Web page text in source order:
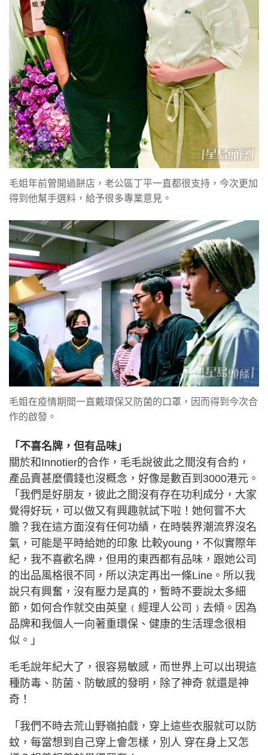
毛姐年前曾開過餅店，老公區丁平一直都很支持，今次更加
得到他幫手選料，給予很多專業意見。
毛姐在疫情期間一直戴環保又防菌的口罩，因而得到今次合
作的啟發。
「不喜名牌，但有品味」
關於和Innotier的合作，毛毛說彼此之間沒有合約，
產品賣甚麼價錢也沒概念，好像是數百到3000港元。
「我們是好朋友，彼此之間沒有存在功利成分，大家
覺得好玩，可以做又有興趣就試下啦！她何嘗不大
膽？我在這方面沒有任何功績，在時裝界潮流界沒名
氣，可能是平時給她的印象 比較young，不似實際年
紀，我不喜歡名牌，但用的東西都有品味，跟她公司
的出品風格很不同，所以決定再出一條Line。所以我
說只有興奮，沒有壓力是真的，暫時不要說太多細
節，如何合作就交由英皇﹙經理人公司﹚去傾。因為
品牌和我個人一向著重環保、健康的生活理念很相
似。」
毛毛說年紀大了，很容易敏感，而世界上可以出現這
種防毒、防菌、防敏感的發明，除了神奇 就還是神
奇！
「我們不時去荒山野嶺拍戲，穿上這些衣服就可以防
蚊，每當想到自己穿上會怎樣，別人 穿在身上又怎